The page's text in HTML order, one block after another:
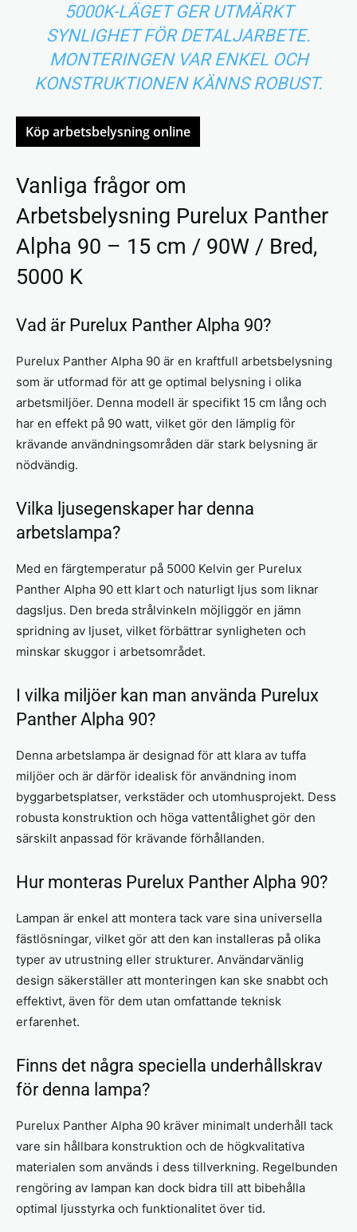
5000K-LÄGET GER UTMÄRKT
SYNLIGHET FÖR DETALJARBETE.
MONTERINGEN VAR ENKEL OCH
KONSTRUKTIONEN KÄNNS ROBUST.
Köp arbetsbelysning online
Vanliga frågor om
Arbetsbelysning Purelux Panther
Alpha 90 – 15 cm / 90W / Bred,
5000 K
Vad är Purelux Panther Alpha 90?
Purelux Panther Alpha 90 är en kraftfull arbetsbelysning
som är utformad för att ge optimal belysning i olika
arbetsmiljöer. Denna modell är specifikt 15 cm lång och
har en effekt på 90 watt, vilket gör den lämplig för
krävande användningsområden där stark belysning är
nödvändig.
Vilka ljusegenskaper har denna
arbetslampa?
Med en färgtemperatur på 5000 Kelvin ger Purelux
Panther Alpha 90 ett klart och naturligt ljus som liknar
dagsljus. Den breda strålvinkeln möjliggör en jämn
spridning av ljuset, vilket förbättrar synligheten och
minskar skuggor i arbetsområdet.
I vilka miljöer kan man använda Purelux
Panther Alpha 90?
Denna arbetslampa är designad för att klara av tuffa
miljöer och är därför idealisk för användning inom
byggarbetsplatser, verkstäder och utomhusprojekt. Dess
robusta konstruktion och höga vattentålighet gör den
särskilt anpassad för krävande förhållanden.
Hur monteras Purelux Panther Alpha 90?
Lampan är enkel att montera tack vare sina universella
fästlösningar, vilket gör att den kan installeras på olika
typer av utrustning eller strukturer. Användarvänlig
design säkerställer att monteringen kan ske snabbt och
effektivt, även för dem utan omfattande teknisk
erfarenhet.
Finns det några speciella underhållskrav
för denna lampa?
Purelux Panther Alpha 90 kräver minimalt underhåll tack
vare sin hållbara konstruktion och de högkvalitativa
materialen som används i dess tillverkning. Regelbunden
rengöring av lampan kan dock bidra till att bibehålla
optimal ljusstyrka och funktionalitet över tid.